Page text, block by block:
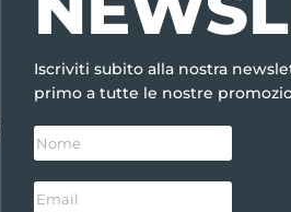
Iscriviti subito alla nostra
primo a tutte le nostre